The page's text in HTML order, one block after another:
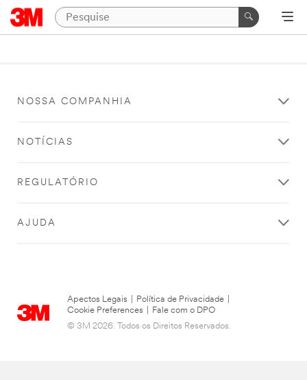
NOSSA COMPANHIA
NOTÍCIAS
REGULATÓRIO
AJUDA
Apectos Legais Política de Privacidade
Cookie Preferences
Fale com o DPO
© 3M 2026. Todos os Direitos Reservados.